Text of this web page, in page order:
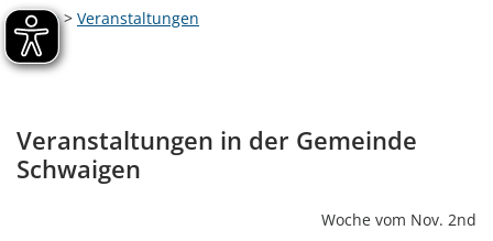
Home> Veranstaltungen
Veranstaltungen in der Gemeinde
Schwaigen
Woche vom Nov. 2nd